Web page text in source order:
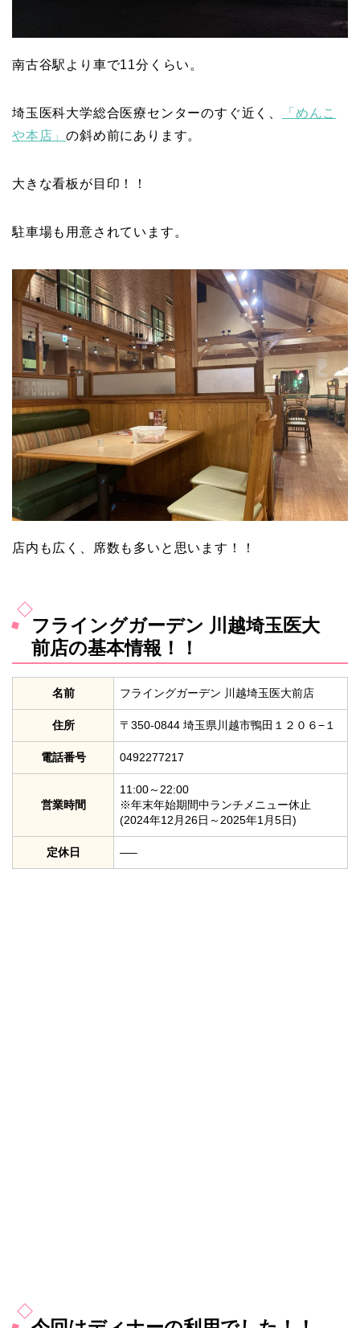
南古谷駅より車で11分くらい。
埼玉医科大学総合医療センターのすぐ近く、
「めんこ
や本店」の斜め前にあります。
大きな看板が目印！！
駐車場も用意されています。
店内も広く、席数も多いと思います！！
フライングガーデン 川越埼玉医大
前店の基本情報！！
名前 フライングガーデン 川越埼玉医大前店
住所 〒350-0844 埼玉県川越市鴨田１２０６−１
電話番号 0492277217
営業時間
11:00～22:00
※年末年始期間中ランチメニュー休止
(2024年12月26日～2025年1月5日)
定休日 —–